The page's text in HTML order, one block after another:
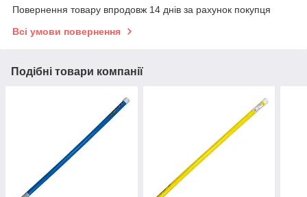
Повернення товару впродовж 14 днів за рахунок покупця
Всі умови повернення
Подібні товари компанії